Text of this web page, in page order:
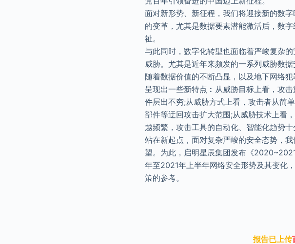
面对新形势、新征程，我们将迎接新的数
的变革，尤其是数据要素潜能激活后，数
祉。
与此同时，数字化转型也面临着严峻复杂
威胁。尤其是近年来频发的一系列威胁数
随着数据价值的不断凸显，以及地下网络
呈现出一些新特点︰从威胁目标上看，攻
件层出不穷;从威胁方式上看，攻击者从简
部件等迂回攻击扩大范围;从威胁技术上看
越频繁，攻击工具的自动化、智能化趋势十
站在新起点，面对复杂严峻的安全态势，
望。为此，启明星辰集团发布《
年至2021年上半年网络安全形势及其变化
策的参考。
报告已上传